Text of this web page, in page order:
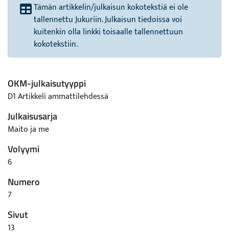
Tämän artikkelin/julkaisun kokotekstiä ei ole
tallennettu Jukuriin. Julkaisun tiedoissa voi
kuitenkin olla linkki toisaalle tallennettuun
kokotekstiin.
OKM-julkaisutyyppi
D1 Artikkeli ammattilehdessä
Julkaisusarja
Maito ja me
Volyymi
6
Numero
7
Sivut
13